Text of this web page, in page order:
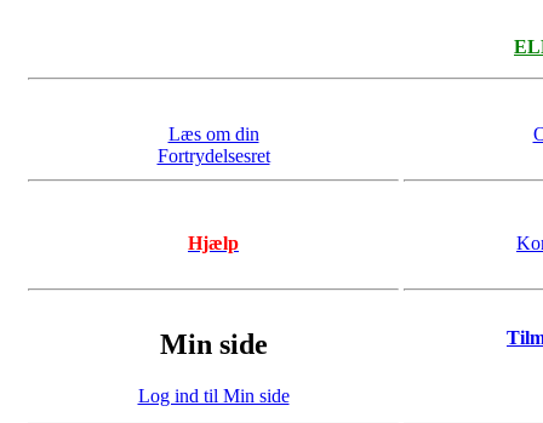
Læs om din
Fortrydelsesret
Hjælp
Min side
Log ind til Min side